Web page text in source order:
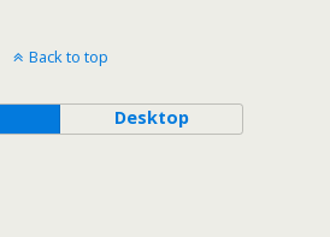
Back to top
Desktop